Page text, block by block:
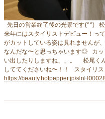
先日の営業終了後の光景です(^^) 松
来年にはスタイリストデビュー！っ
がカットしている姿は見れませんが
なんだな〜と思っちゃいます◎ カッ
い出したりしますね、、。 松尾く
しててくださいね〜！！ スタイリ
https://beauty.hotpepper.jp/